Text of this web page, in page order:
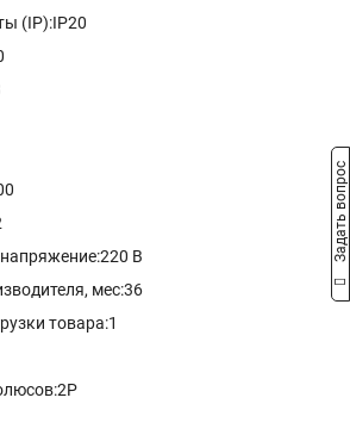
(IP):IP20
В
мес:36
товара:1
Задать вопрос